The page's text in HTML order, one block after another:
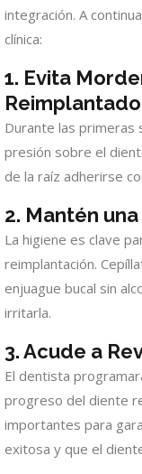
integración. A
clínica:
1. Evita
Reimplantado
Durante las primeras
presión sobre el
de la raíz adherirse
2. Mantén
La higiene es clave
reimplantación.
enjuague bucal sin
irritarla.
3. Acude a
El dentista
progreso del diente
importantes para
exitosa y que el